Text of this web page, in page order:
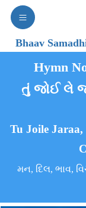
Bhaav
Hymn
તું જોઈ લે
Tu Joile
મન, દિલ, ભાવ,